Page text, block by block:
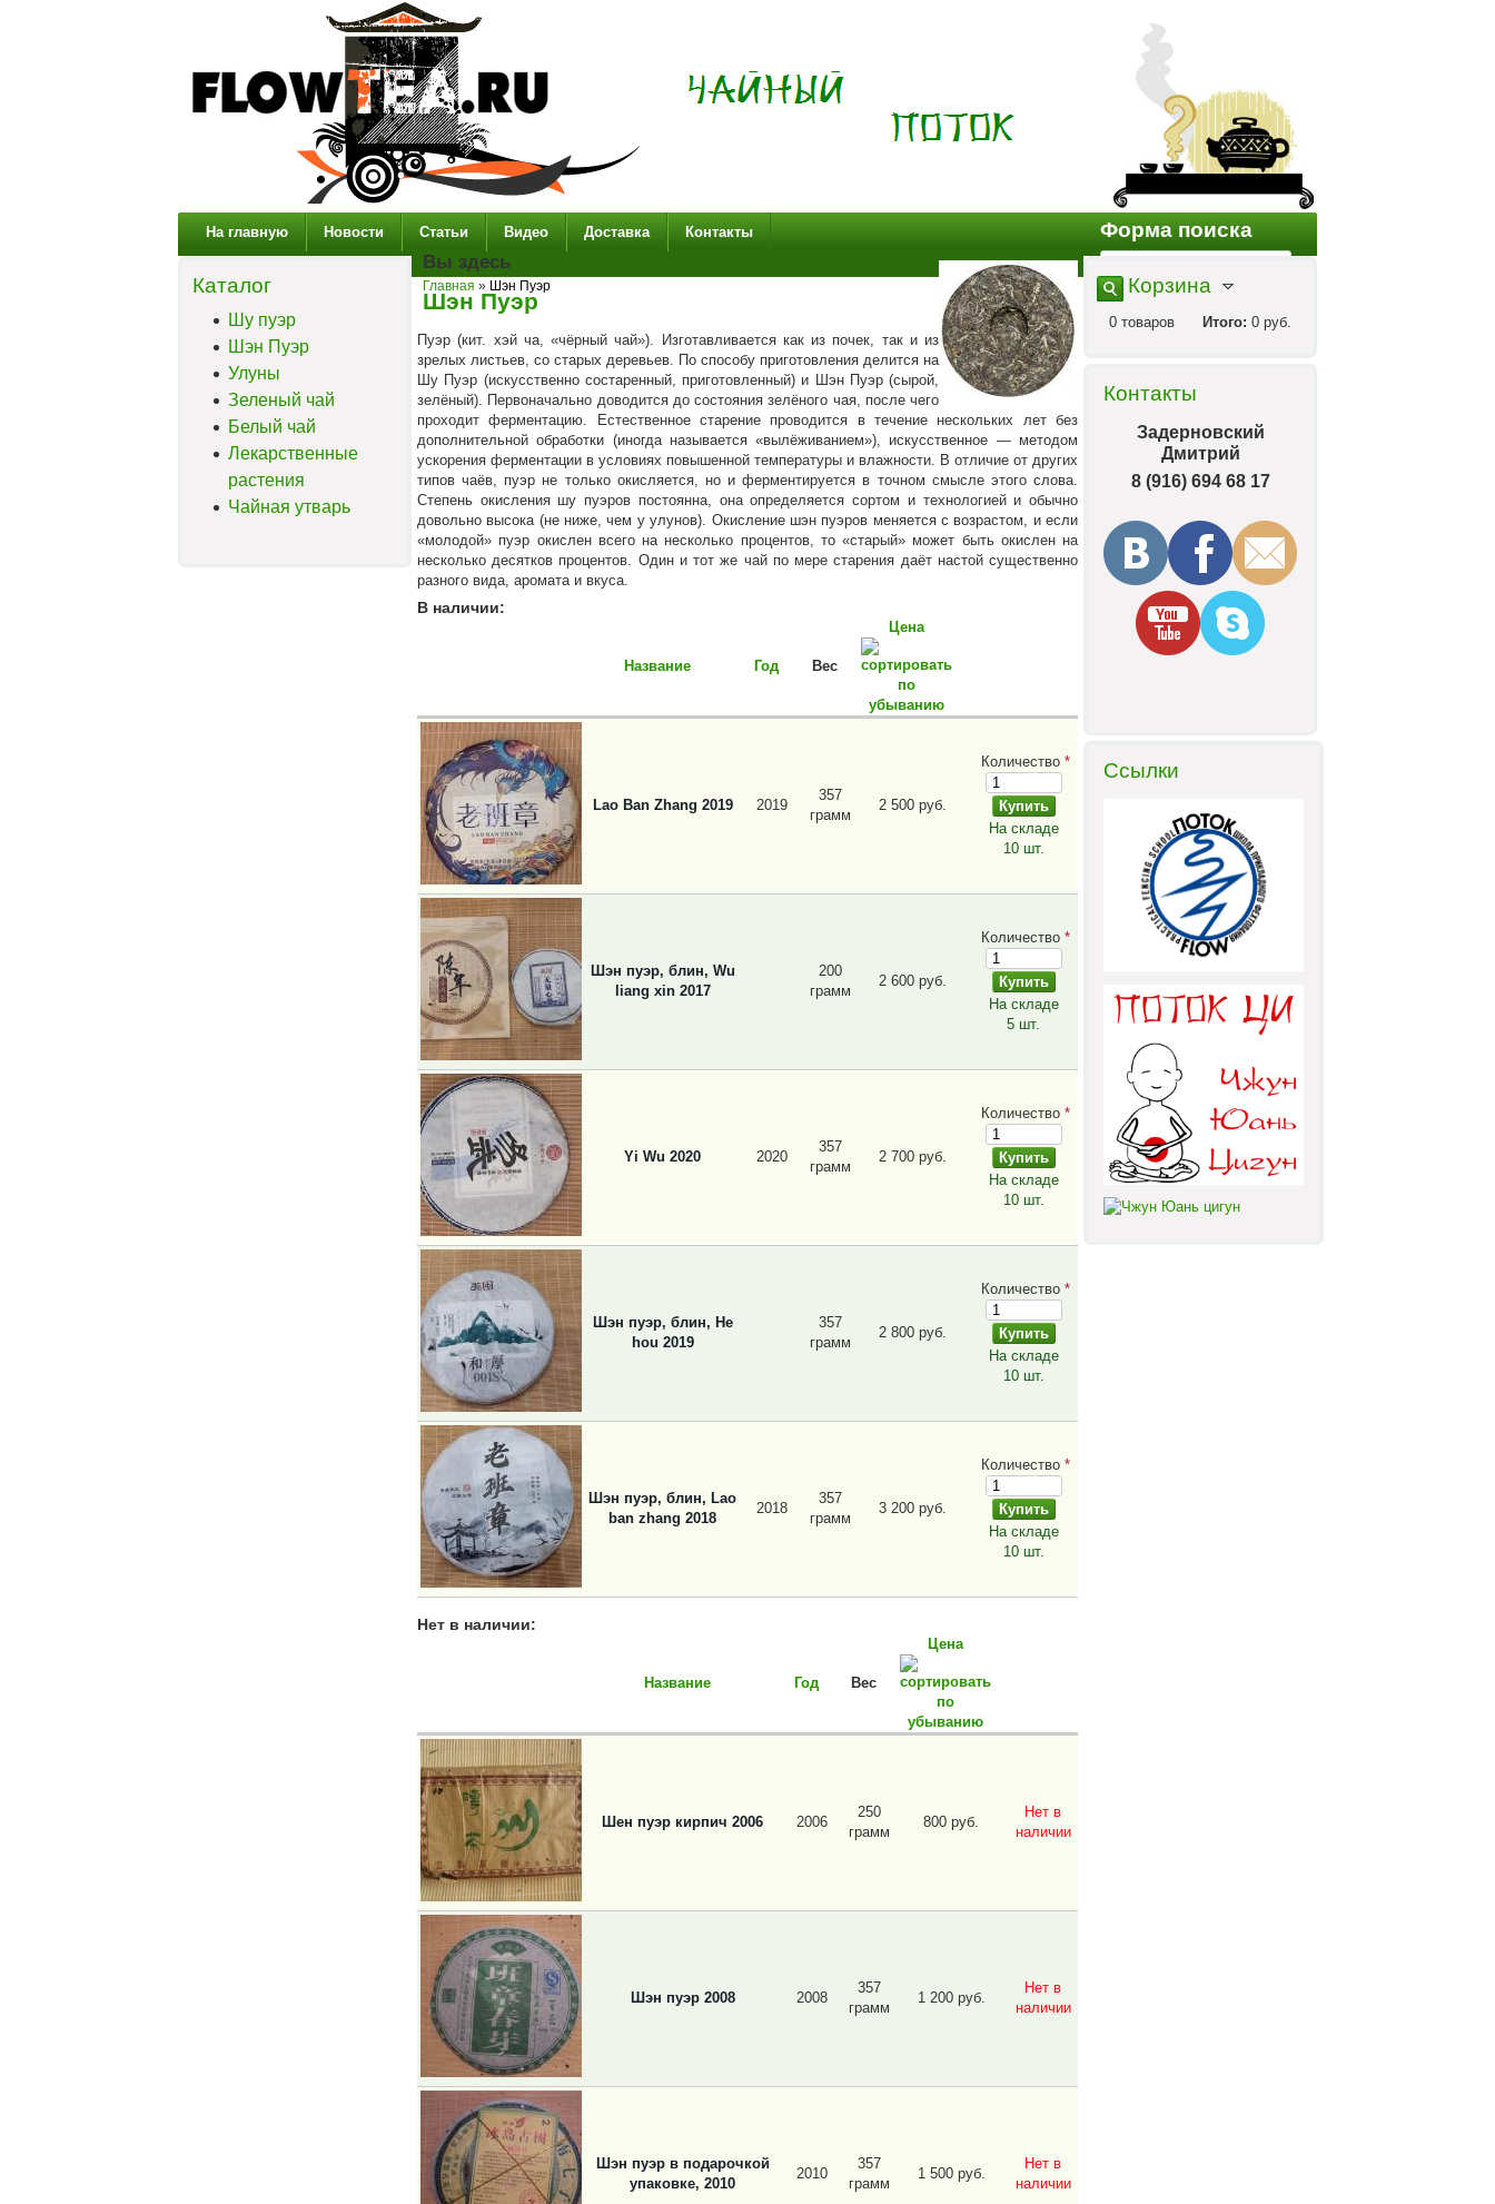
На главную Новости Статьи Видео Доставка Контакты Форма поиска
Каталог
Шу пуэр
Шэн Пуэр
Улуны
Зеленый чай
Белый чай
Лекарственные
растения
Чайная утварь
Вы здесь
Главная » Шэн Пуэр
Шэн Пуэр
Пуэр (кит. хэй ча, «чёрный чай»). Изготавливается как из почек, так и из
зрелых листьев, со старых деревьев. По способу приготовления делится на
Шу Пуэр (искусственно состаренный, приготовленный) и Шэн Пуэр (сырой,
зелёный). Первоначально доводится до состояния зелёного чая, после чего
проходит ферментацию. Естественное старение проводится в течение нескольких лет без
дополнительной обработки (иногда называется «вылёживанием»), искусственное — методом
ускорения ферментации в условиях повышенной температуры и влажности. В отличие от других
типов чаёв, пуэр не только окисляется, но и ферментируется в точном смысле этого слова.
Степень окисления шу пуэров постоянна, она определяется сортом и технологией и обычно
довольно высока (не ниже, чем у улунов). Окисление шэн пуэров меняется с возрастом, и если
«молодой» пуэр окислен всего на несколько процентов, то «старый» может быть окислен на
несколько десятков процентов. Один и тот же чай по мере старения даёт настой существенно
разного вида, аромата и вкуса.
В наличии:
Название Год Вес
Цена
Lao Ban Zhang 2019 2019
357
грамм
2 500 руб.
Количество *
На складе
10 шт.
Шэн пуэр, блин, Wu
liang xin 2017
200
грамм
2 600 руб.
Количество *
На складе
5 шт.
Yi Wu 2020 2020
357
грамм
2 700 руб.
Количество *
На складе
10 шт.
Шэн пуэр, блин, He
hou 2019
357
грамм
2 800 руб.
Количество *
На складе
10 шт.
Шэн пуэр, блин, Lao
ban zhang 2018
2018
357
грамм
3 200 руб.
Количество *
На складе
10 шт.
Нет в наличии:
Название Год Вес
Цена
Шен пуэр кирпич 2006 2006
250
грамм
800 руб.
Нет в
наличии
Шэн пуэр 2008 2008
357
грамм
1 200 руб.
Нет в
наличии
Шэн пуэр в подарочкой
упаковке, 2010
2010
357
грамм
1 500 руб.
Нет в
наличии
Корзина
0 товаров Итого: 0 руб.
Контакты
Задерновский
Дмитрий
8 (916) 694 68 17
Ссылки